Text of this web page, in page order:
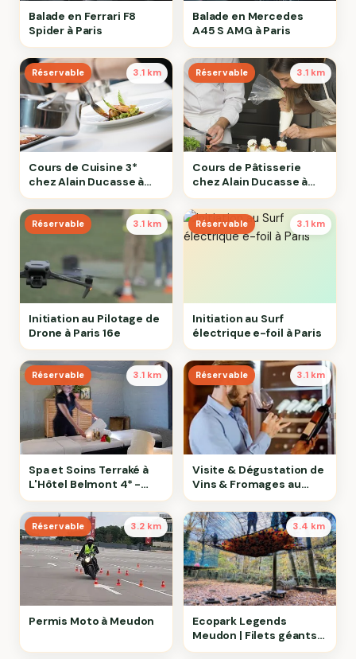
Balade en Ferrari F8
Spider à Paris
Balade en Mercedes
A45 S AMG à Paris
Réservable 3.1 km
Cours de Cuisine 3*
chez Alain Ducasse à
Paris
Réservable 3.1 km
Cours de Pâtisserie
chez Alain Ducasse à
Paris
Réservable 3.1 km
Initiation au Pilotage de
Drone à Paris 16e
Réservable 3.1 km
Initiation au Surf
électrique e-foil à Paris
Réservable 3.1 km
Spa et Soins Terraké à
L'Hôtel Belmont 4* -
Paris 16ème
Réservable 3.1 km
Visite & Dégustation de
Vins & Fromages au
M.Musée du Vin à Paris
Réservable 3.2 km
Permis Moto à Meudon
3.4 km
Ecopark Legends
Meudon | Filets géants
92